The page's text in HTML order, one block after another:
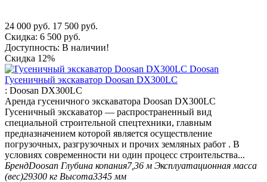
24 000 руб. 17 500 руб.
Скидка: 6 500 руб.
Доступность: В наличии!
Скидка 12%
Гусеничный экскаватор Doosan DX300LC
: Doosan DX300LC
Аренда гусеничного экскаватора Doosan DX300LC
Гусеничный экскаватор — распространенный вид
специальной строительной спецтехники, главным
предназначением которой является осуществление
погрузочных, разгрузочных и прочих земляных работ . В
условиях современности ни один процесс строительства...
БрендDoosan Глубина копания7,36 м Эксплуатационная масса
(вес)29300 кг Высота3345 мм